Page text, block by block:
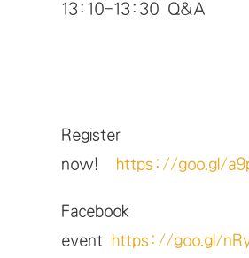
13:10-13:30 Q&A
Register
now!
https://goo.gl/
Facebook
event
https://goo.gl/